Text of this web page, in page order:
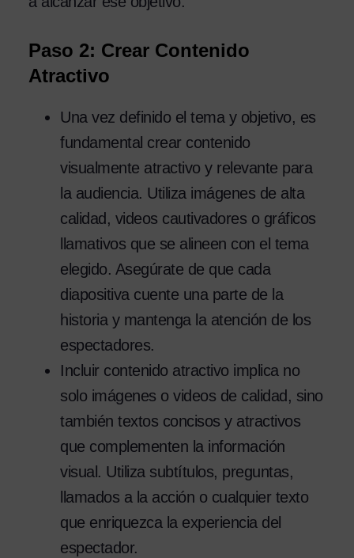
Paso 2: Crear Contenido
Atractivo
Una vez definido el tema y objetivo, es
fundamental crear contenido
visualmente atractivo y relevante para
la audiencia. Utiliza imágenes de alta
calidad, videos cautivadores o gráficos
llamativos que se alineen con el tema
elegido. Asegúrate de que cada
diapositiva cuente una parte de la
historia y mantenga la atención de los
espectadores.
Incluir contenido atractivo implica no
solo imágenes o videos de calidad, sino
también textos concisos y atractivos
que complementen la información
visual. Utiliza subtítulos, preguntas,
llamados a la acción o cualquier texto
que enriquezca la experiencia del
espectador.